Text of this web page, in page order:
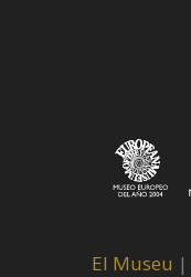
El Museu |